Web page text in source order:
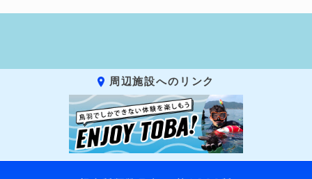
周辺施設へのリンク